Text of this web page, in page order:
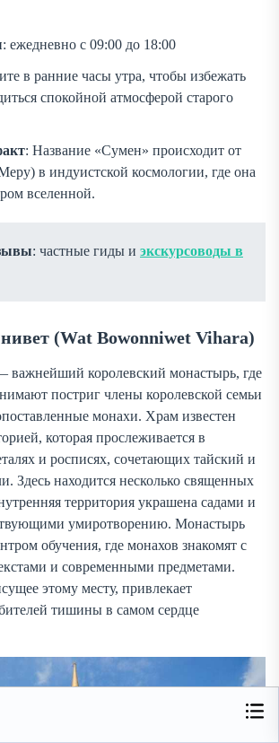
: ежедневно с 09:00 до 18:00
в ранние часы утра, чтобы избежать
спокойной атмосферой старого
: Название «Сумен» происходит от
в индуистской космологии, где она
вселенной.
: частные гиды и экскурсоводы в
(Wat Bowonniwet Vihara)
важнейший королевский монастырь, где
постриг члены королевской семьи
монахи. Храм известен
которая прослеживается в
и росписях, сочетающих тайский и
Здесь находится несколько священных
территория украшена садами и
умиротворению. Монастырь
обучения, где монахов знакомят с
и современными предметами.
этому месту, привлекает
тишины в самом сердце